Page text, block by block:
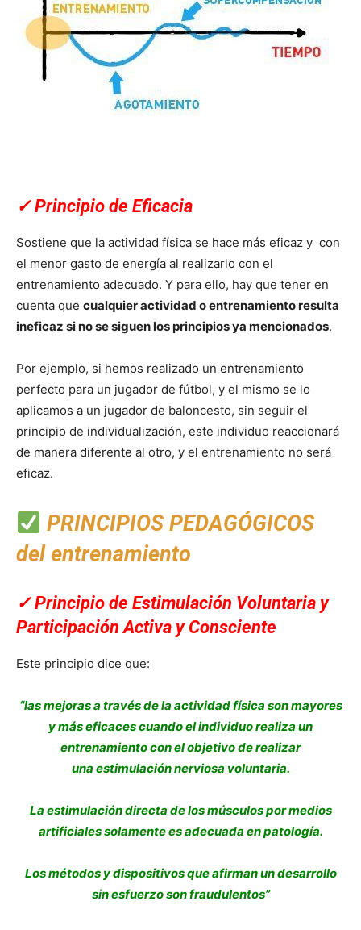
✓ Principio de Eficacia
Sostiene que la actividad física se hace más eficaz y con
el menor gasto de energía al realizarlo con el
entrenamiento adecuado. Y para ello, hay que tener en
cuenta que cualquier actividad o entrenamiento resulta
ineficaz si no se siguen los principios ya mencionados.
Por ejemplo, si hemos realizado un entrenamiento
perfecto para un jugador de fútbol, y el mismo se lo
aplicamos a un jugador de baloncesto, sin seguir el
principio de individualización, este individuo reaccionará
de manera diferente al otro, y el entrenamiento no será
eficaz.
PRINCIPIOS PEDAGÓGICOS
del entrenamiento
✓Principio de Estimulación Voluntaria y
Participación Activa y Consciente
Este principio dice que:
“las mejoras a través de la actividad física son mayores
y más eficaces cuando el individuo realiza un
entrenamiento con el objetivo de realizar
una estimulación nerviosa voluntaria.
La estimulación directa de los músculos por medios
artificiales solamente es adecuada en patología.
Los métodos y dispositivos que afirman un desarrollo
sin esfuerzo son fraudulentos”